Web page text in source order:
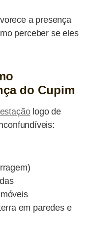
a presença
perceber se eles
do Cupim
logo de
em paredes e